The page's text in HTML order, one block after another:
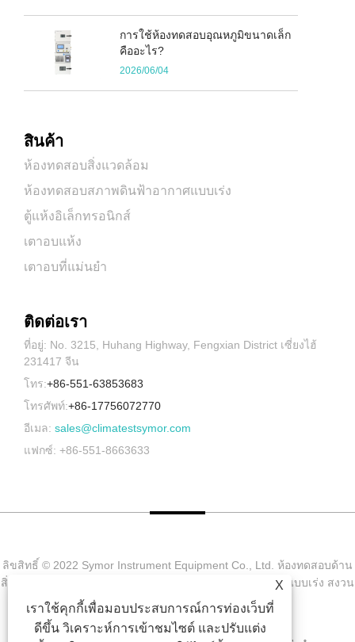
การใช้ห้องทดสอบอุณหภูมิขนาดเล็ก
คืออะไร?
2026/06/04
สินค้า
ห้องทดสอบสิ่งแวดล้อม
ห้องทดสอบสภาพดินฟ้าอากาศแบบเร่ง
ตู้แห้งอิเล็กทรอนิกส์
เตาอบแห้ง
เตาอบที่แม่นยำ
ติดต่อเรา
ที่อยู่: No. 3215, Huhang Highway, Fengxian District เซี่ยงไฮ้
231417 จีน
โทร:+86-551-63853683
โทรศัพท์:+86-17756072770
อีเมล: sales@climatestsymor.com
แฟกซ์: +86-551-8663633
ลิขสิทธิ์ © 2022 Symor Instrument Equipment Co., Ltd. ห้องทดสอบด้าน
สิ่งแวดล้อม, ตู้แห้งแบบอิเล็กทรอนิกส์, ห้องทดสอบการผุกร่อนแบบเร่ง สงวน
X
เราใช้คุกกี้เพื่อมอบประสบการณ์การท่องเว็บที่
ดีขึ้น วิเคราะห์การเข้าชมไซต์ และปรับแต่ง